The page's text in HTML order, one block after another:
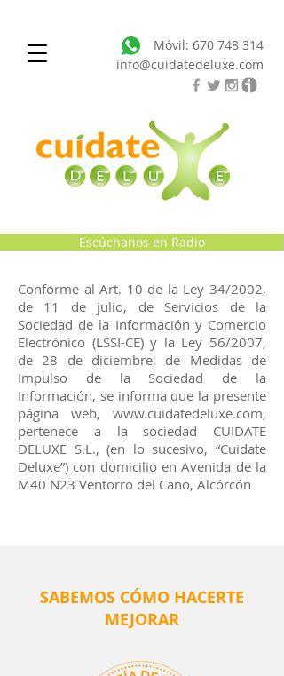
Móvil: 670 748 314
info@cuidatedeluxe.com
Escúchanos en Radio
Conforme al Art. 10 de la Ley 34/2002,
de 11 de julio, de Servicios de la
Sociedad de la Información y Comercio
Electrónico (LSSI-CE) y la Ley 56/2007,
de 28 de diciembre, de Medidas de
Impulso de la Sociedad de la
Información, se informa que la presente
página web, www.cuidatedeluxe.com,
pertenece a la sociedad CUIDATE
DELUXE S.L., (en lo sucesivo, “Cuidate
Deluxe”) con domicilio en Avenida de la
M40 N23 Ventorro del Cano, Alcórcón
SABEMOS CÓMO HACERTE
MEJORAR